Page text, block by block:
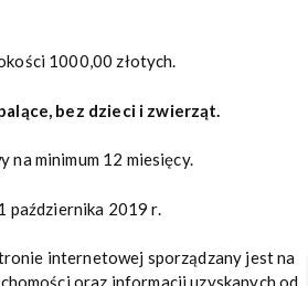
1000,00 złotych.
bez dzieci i zwierząt.
na minimum 12 miesięcy.
października 2019 r.
internetowej sporządzany jest na
oraz informacji uzyskanych od